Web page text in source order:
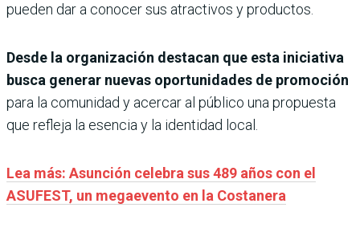
pueden dar a conocer sus atractivos y productos.
Desde la organización destacan que esta iniciativa
busca generar nuevas oportunidades de promoción
para la comunidad y acercar al público una propuesta
que refleja la esencia y la identidad local.
Lea más: Asunción celebra sus 489 años con el
ASUFEST, un megaevento en la Costanera